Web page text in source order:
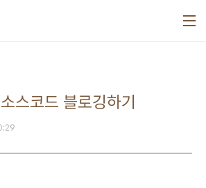
스코드 블로깅하기